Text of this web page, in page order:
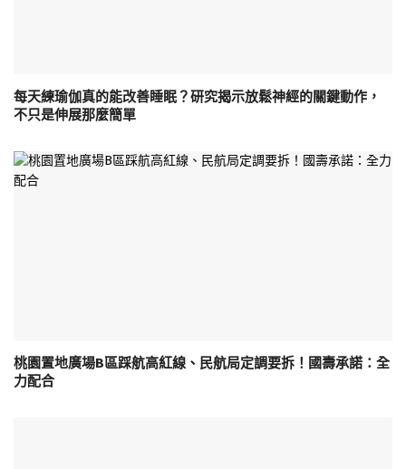
每天練瑜伽真的能改善睡眠？研究揭示放鬆神經的關鍵動作，
不只是伸展那麼簡單
桃園置地廣場B區踩航高紅線、民航局定調要拆！國壽承諾：全
力配合